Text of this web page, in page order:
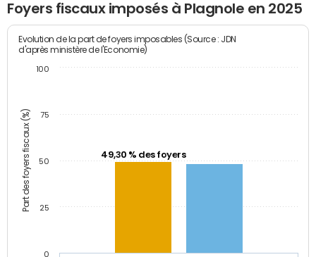
Foyers fiscaux imposés à Plagnole en 2025
Part des foyers fiscaux (%)
Evolution de la part de foyers imposables (Source : JDN
d'après ministère de l'Economie)
49,30 % des foyers
0
25
50
75
100